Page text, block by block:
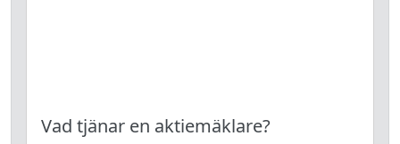
Vad tjänar en aktiemäklare?